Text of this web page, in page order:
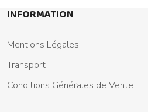
INFORMATION
Mentions Légales
Transport
Conditions Générales de Vente